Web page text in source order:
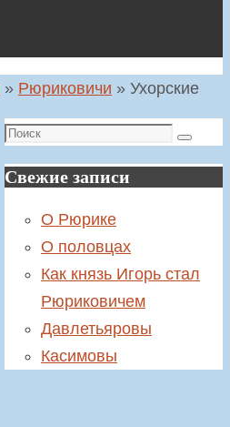
» Рюриковичи » Ухорские
Поиск
Поиск
Свежие записи
О Рюрике
О половцах
Как князь Игорь стал
Рюриковичем
Давлетьяровы
Касимовы